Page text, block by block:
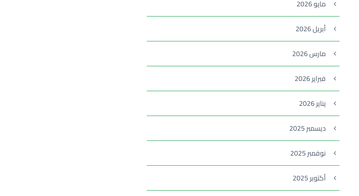
مايو 2026
أبريل 2026
مارس 2026
فبراير 2026
يناير 2026
ديسمبر 2025
نوفمبر 2025
أكتوبر 2025